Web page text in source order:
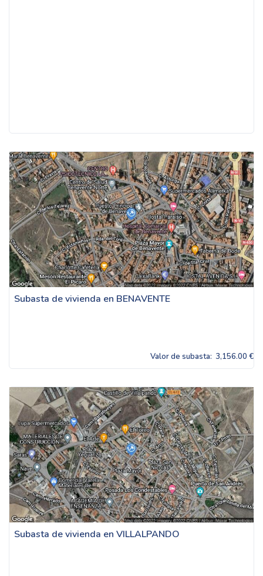
Subasta de vivienda en BENAVENTE
Valor de subasta: 3,156.00 €
Subasta de vivienda en VILLALPANDO